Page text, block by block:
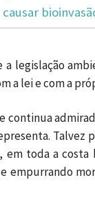
legislação
a lei e com a
continua
Talvez
toda a costa
empurrando